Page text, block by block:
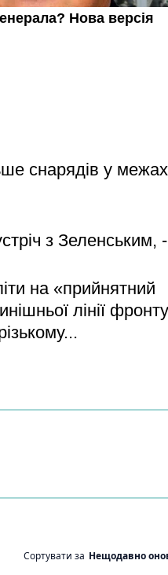
снарядів у межах
з Зеленським,
на «прийнятний
лінії